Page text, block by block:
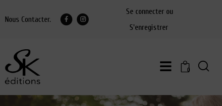
Nous Contacter.
Se connecter ou
S'enregistrer
0